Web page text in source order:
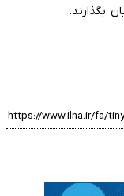
بگذارند.